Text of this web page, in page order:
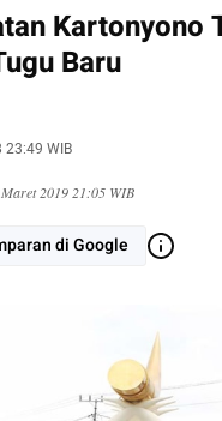
Kartonyono
Baru
WIB
Maret 2019 21:05 WIB
di Google